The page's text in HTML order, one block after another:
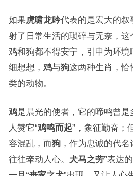
如果虎啸龙吟代表的是宏大的叙
射了日常生活的琐碎与无奈，
鸡和狗都不得安宁，引申为环
细想想， 鸡与狗这两种生肖，恰
类的动物。
鸡是晨光的使者，它的啼鸣曾
人赞它“鸡鸣而起”，象征勤奋；
容混乱，而狗，作为忠诚的代名
往往牵动人心。 犬马之劳”表达